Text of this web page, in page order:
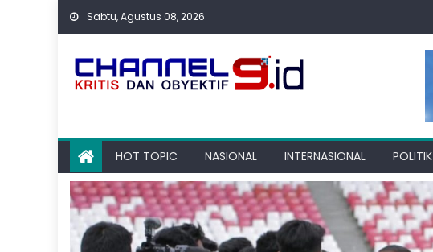
Skip
Sabtu, Agustus 08, 2026
HOT TOPIC NASIONAL INTERNASIONAL POLITIK